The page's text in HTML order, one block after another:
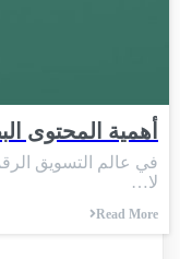
أهمية المحتوى
في عالم التسويق
لا…
Read More